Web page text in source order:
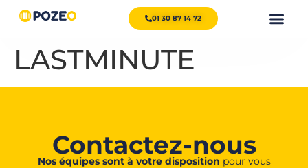
01 30 87 14 72
LASTMINUTE
Contactez-nous
Nos équipes sont à votre disposition pour vous